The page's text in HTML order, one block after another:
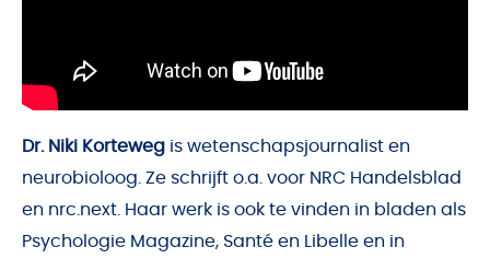
Dr. Niki Korteweg is wetenschapsjournalist en
neurobioloog. Ze schrijft o.a. voor NRC Handelsblad
en nrc.next. Haar werk is ook te vinden in bladen als
Psychologie Magazine, Santé en Libelle en in